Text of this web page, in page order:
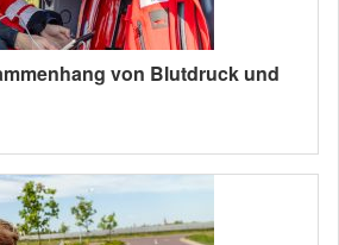
von Blutdruck und